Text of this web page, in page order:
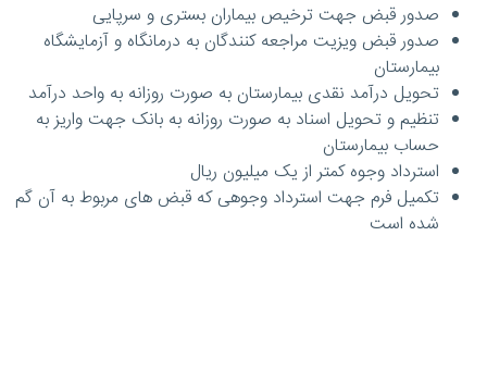
صدور قبض جهت ترخیص بیماران بستری و سرپایی
صدور قبض ویزیت مراجعه کنندگان به درمانگاه و آزمایشگاه
بیمارستان
تحویل درآمد نقدی بیمارستان به صورت روزانه به واحد درآمد
تنظیم و تحویل اسناد به صورت روزانه به بانک جهت واریز به
حساب بیمارستان
استرداد وجوه کمتر از یک میلیون ریال
تکمیل فرم جهت استرداد وجوهی که قبض های مربوط به آن گم
شده است